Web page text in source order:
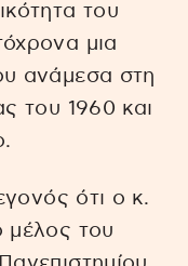
του
μια
ανάμεσα στη
του 1960 και
ότι ο κ.
μέλος του